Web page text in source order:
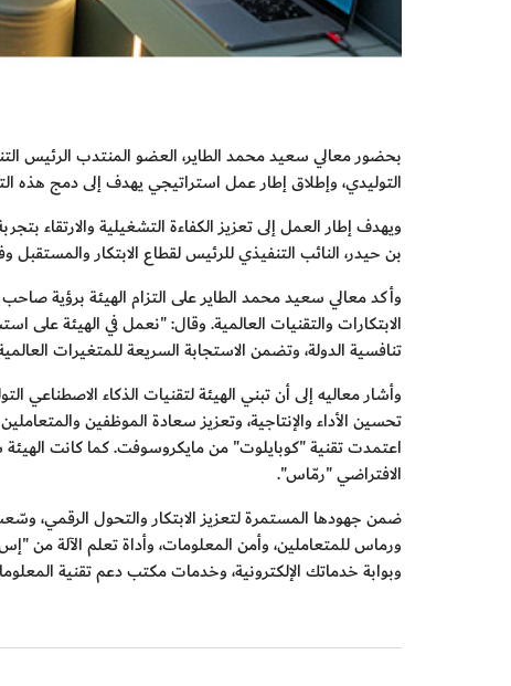
التوليدي، وإطلاق إطار عمل استراتيجي يهدف إلى دمج هذه التقنيات وأهمها "مايكروسوفت 365
ويهدف إطار العمل إلى تعزيز الكفاءة التشغيلية والارتقاء
ﺑﻦ ﺣﯿﺪر، اﻟﻨﺎﺋﺐ اﻟﺘﻨﻔﯿﺬي ﻟﻠﺮﺋﯿﺲ ﻟﻘﻄﺎع اﻻﺑﺘﻜﺎر واﻟﻤﺴﺘﻘﺒﻞ
وأكد معالي سعيد محمد الطاير على التزام الهيئة برؤية
تنافسية الدولة، وتضمن الاستجابة السريعة للمتغيرات
اعتمدت تقنية "كوبايلوت" من مايكروسوفت. كما كانت الهيئة
الافتراضي "رمّاس".
ضمن جهودها المستمرة لتعزيز الابتكار والتحول الرقمي،
ورماس للمتعاملين، وأمن المعلومات، وأداة تعلم الآلة من
وبوابة خدماتك الإلكترونية، وخدمات مكتب دعم تقنية